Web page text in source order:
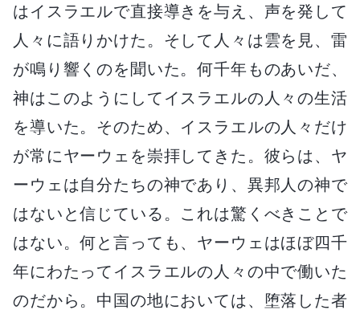
はイスラエルで直接導きを与え、声を発して
人々に語りかけた。そして人々は雲を見、雷
が鳴り響くのを聞いた。何千年ものあいだ、
神はこのようにしてイスラエルの人々の生活
を導いた。そのため、イスラエルの人々だけ
が常にヤーウェを崇拝してきた。彼らは、ヤ
ーウェは自分たちの神であり、異邦人の神で
はないと信じている。これは驚くべきことで
はない。何と言っても、ヤーウェはほぼ四千
年にわたってイスラエルの人々の中で働いた
のだから。中国の地においては、堕落した者